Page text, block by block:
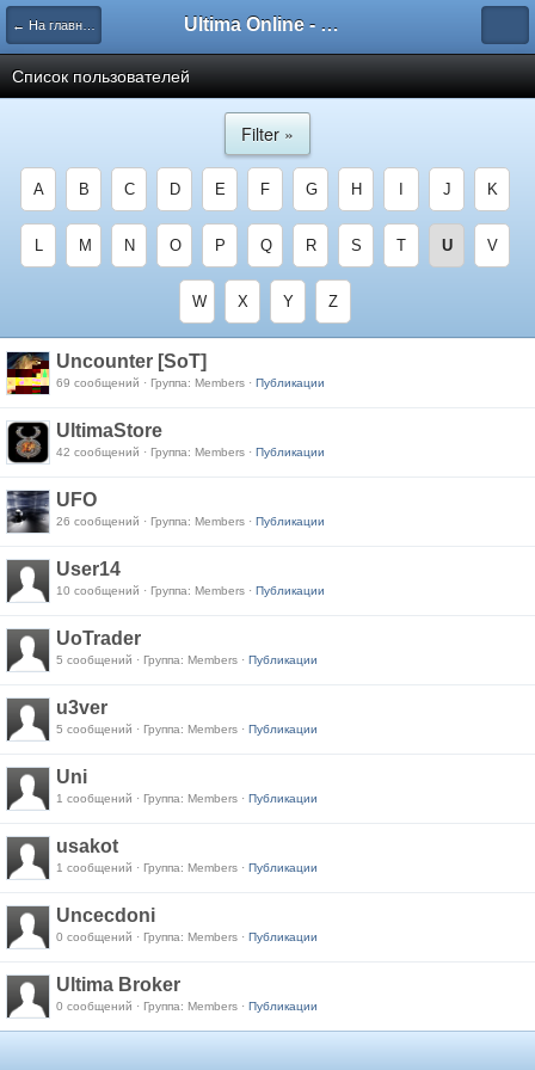
← На главную Ultima Online - Форум Русского сообщества игры
Список пользователей
Filter »
A B C D E F G H J K
L M N O P Q R S T U V
W X Y Z
Uncounter [SoT]
69 сообщений · Группа: Members · Публикации
UltimaStore
42 сообщений · Группа: Members · Публикации
UFO
26 сообщений · Группа: Members · Публикации
User14
10 сообщений · Группа: Members · Публикации
UoTrader
5 сообщений · Группа: Members · Публикации
u3ver
5 сообщений · Группа: Members · Публикации
Uni
1 сообщений · Группа: Members · Публикации
usakot
1 сообщений · Группа: Members · Публикации
Uncecdoni
0 сообщений · Группа: Members · Публикации
Ultima Broker
0 сообщений · Группа: Members · Публикации